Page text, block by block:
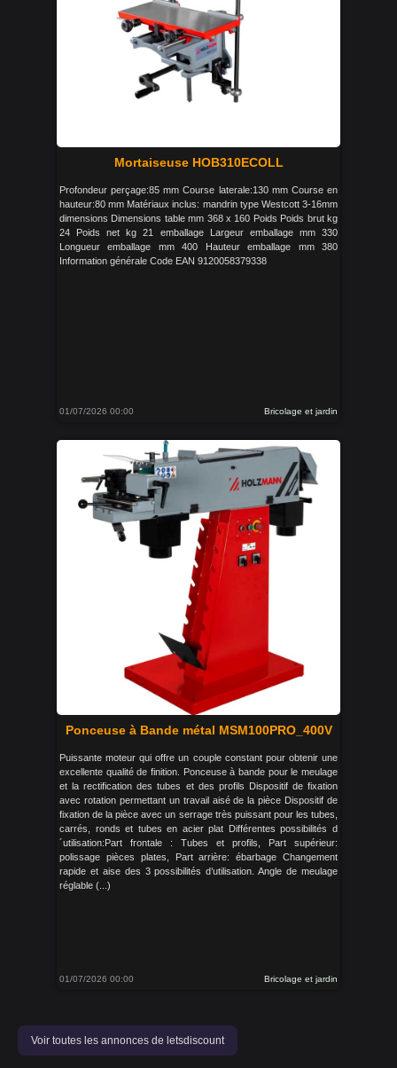
Mortaiseuse HOB310ECOLL
Profondeur perçage:85 mm Course laterale:130 mm Course en
hauteur:80 mm Matériaux inclus: mandrin type Westcott 3-16mm
dimensions Dimensions table mm 368 x 160 Poids Poids brut kg
24 Poids net kg 21 emballage Largeur emballage mm 330
Longueur emballage mm 400 Hauteur emballage mm 380
Information générale Code EAN 9120058379338
01/07/2026 00:00 Bricolage et jardin
Ponceuse à Bande métal MSM100PRO_400V
Puissante moteur qui offre un couple constant pour obtenir une
excellente qualité de finition. Ponceuse à bande pour le meulage
et la rectification des tubes et des profils Dispositif de fixation
avec rotation permettant un travail aisé de la pièce Dispositif de
fixation de la pièce avec un serrage très puissant pour les tubes,
carrés, ronds et tubes en acier plat Différentes possibilités d
´utilisation:Part frontale : Tubes et profils, Part supérieur:
polissage pièces plates, Part arrière: ébarbage Changement
rapide et aise des 3 possibilités d’utilisation. Angle de meulage
réglable (...)
01/07/2026 00:00 Bricolage et jardin
Voir toutes les annonces de letsdiscount